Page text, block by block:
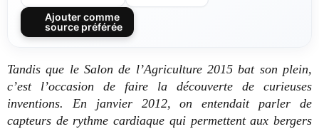
Ajouter comme
source préférée
Tandis que le Salon de l’Agriculture 2015 bat son plein,
c’est l’occasion de faire la découverte de curieuses
inventions. En janvier 2012, on entendait parler de
capteurs de rythme cardiaque qui permettent aux bergers